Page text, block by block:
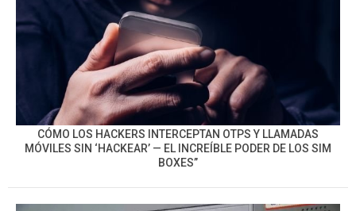
CÓMO LOS HACKERS INTERCEPTAN OTPS Y LLAMADAS
MÓVILES SIN ‘HACKEAR’ — EL INCREÍBLE PODER DE LOS SIM
BOXES”